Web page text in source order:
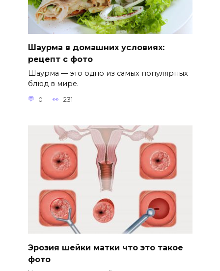
Шаурма в домашних условиях:
рецепт с фото
Шаурма — это одно из самых популярных
блюд в мире.
0 231
Эрозия шейки матки что это такое
фото